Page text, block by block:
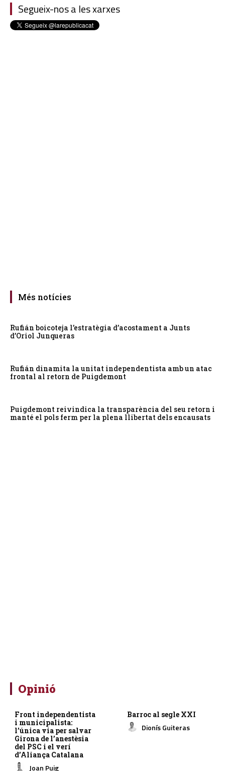
Segueix-nos a les xarxes
Més notícies
Rufián boicoteja l’estratègia d’acostament a Junts
d’Oriol Junqueras
Rufián dinamita la unitat independentista amb un atac
frontal al retorn de Puigdemont
Puigdemont reivindica la transparència del seu retorn i
manté el pols ferm per la plena llibertat dels encausats
Opinió
Front independentista
i municipalista:
l’única via per salvar
Girona de l’anestèsia
del PSC i el verí
d’Aliança Catalana
Joan Puig
Barroc al segle XXI
Dionís Guiteras